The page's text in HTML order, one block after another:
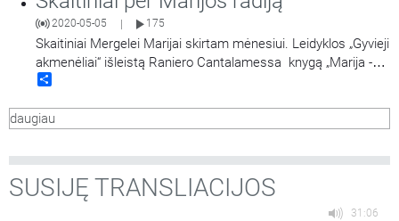
2020-05-05 175
Skaitiniai Mergelei Marijai skirtam mėnesiui. Leidyklos „Gyvieji
akmenėliai“ išleistą Raniero Cantalamessa knygą „Marija -
Bažnyčios veidrodis“ skaito kunigas Nerijus Pipiras.
daugiau
SUSIJĘ TRANSLIACIJOS
31:06